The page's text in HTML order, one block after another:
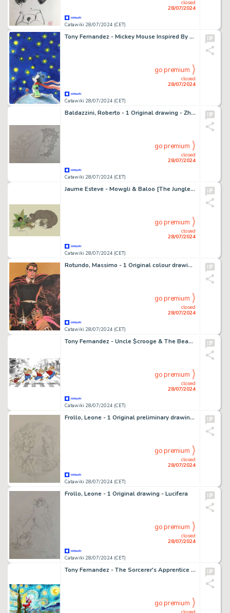
Catawiki 28/07/2024 (CET)
closed
28/07/2024
Tony Fernandez - Mickey Mouse Inspired By Antoine de Saint-Exupéry's "Le Petit Prince" (1943) - Unique Copy
Catawiki 28/07/2024 (CET)
closed
28/07/2024
go premium
Baldazzini, Roberto - 1 Original drawing - Zhara
Catawiki 28/07/2024 (CET)
closed
28/07/2024
go premium
Jaume Esteve - Mowgli & Baloo [The Jungle Book, 1967] - Best Friends! - Artist Edition - Unique Copy
Catawiki 28/07/2024 (CET)
closed
28/07/2024
go premium
Rotundo, Massimo - 1 Original colour drawing - Mozart - Lady Pirate
Catawiki 28/07/2024 (CET)
closed
28/07/2024
go premium
Tony Fernandez - Uncle $crooge & The Beagle Boys Inspired By The Beatles's Abbey Road Album - Hors Commerce (H.C.)
Catawiki 28/07/2024 (CET)
closed
28/07/2024
go premium
Frollo, Leone - 1 Original preliminary drawing - Mona Street
Catawiki 28/07/2024 (CET)
closed
28/07/2024
go premium
Frollo, Leone - 1 Original drawing - Lucifera
Catawiki 28/07/2024 (CET)
closed
28/07/2024
go premium
Tony Fernandez - The Sorcerer's Apprentice Inspired By Van Gogh's "Starry Night" (1889) - Hors Commerce (H.C.)
go premium